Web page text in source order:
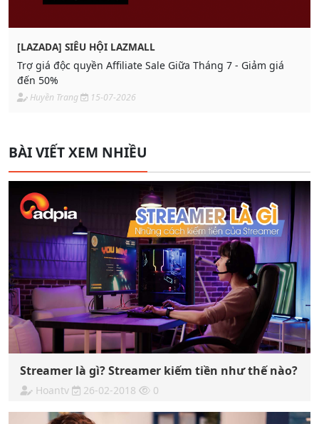
[LAZADA] SIÊU HỘI LAZMALL
Trợ giá độc quyền Affiliate Sale Giữa Tháng 7 - Giảm giá
đến 50%
Huyền Trang 15-07-2026
BÀI VIẾT XEM NHIỀU
Streamer là gì? Streamer kiếm tiền như thế nào?
Hoantv 26-02-2018 0